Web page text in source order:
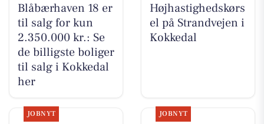
Blåbærhaven 18 er
til salg for kun
2.350.000 kr.: Se
de billigste boliger
til salg i Kokkedal
her
Højhastighedskørs
el på Strandvejen i
Kokkedal
JOBNYT JOBNYT